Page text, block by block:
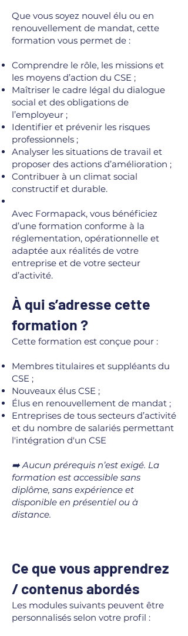
Que vous soyez nouvel élu ou en
renouvellement de mandat, cette
formation vous permet de :
Comprendre le rôle, les missions et
les moyens d’action du CSE ;
Maîtriser le cadre légal du dialogue
social et des obligations de
l’employeur ;
Identifier et prévenir les risques
professionnels ;
Analyser les situations de travail et
proposer des actions d’amélioration ;
Contribuer à un climat social
constructif et durable.
Avec Formapack, vous bénéficiez
d’une formation conforme à la
réglementation, opérationnelle et
adaptée aux réalités de votre
entreprise et de votre secteur
d’activité.
À qui s’adresse cette
formation ?
Cette formation est conçue pour :
Membres titulaires et suppléants du
CSE ;
Nouveaux élus CSE ;
Élus en renouvellement de mandat ;
Entreprises de tous secteurs d’activité
et du nombre de salariés permettant
l'intégration d'un CSE
➡️ Aucun prérequis n’est exigé. La
formation est accessible sans
diplôme, sans expérience et
disponible en présentiel ou à
distance.
Ce que vous apprendrez
/ contenus abordés
Les modules suivants peuvent être
personnalisés selon votre profil :